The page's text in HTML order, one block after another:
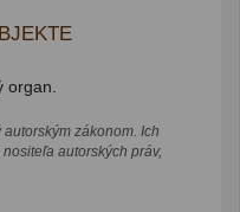
zákonom. Ich
autorských práv,